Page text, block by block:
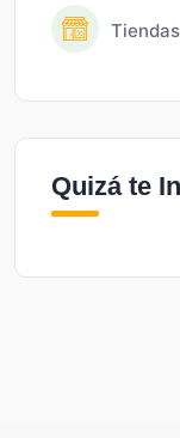
Tiendas
Quizá te